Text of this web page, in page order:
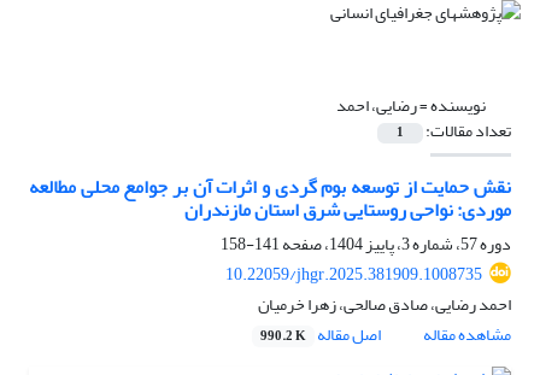
نویسنده =رضایی، احمد
تعداد مقالات: 1
نقش حمایت از توسعه بوم گردی و اثرات آن بر جوامع محلی مطالعه
موردی: نواحی روستایی شرق استان مازندران
دوره 57، شماره 3، پاییز 1404، صفحه
141-158
10.22059/jhgr.2025.381909.1008735
احمد رضایی، صادق صالحی، زهرا خرمیان
مشاهده مقاله
اصل مقاله 990.2 K